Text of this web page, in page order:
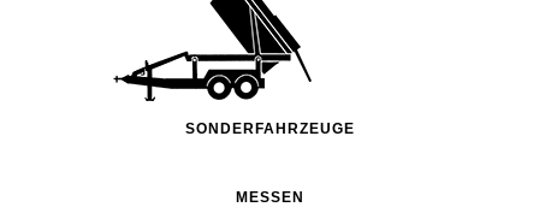
SONDERFAHRZEUGE
MESSEN